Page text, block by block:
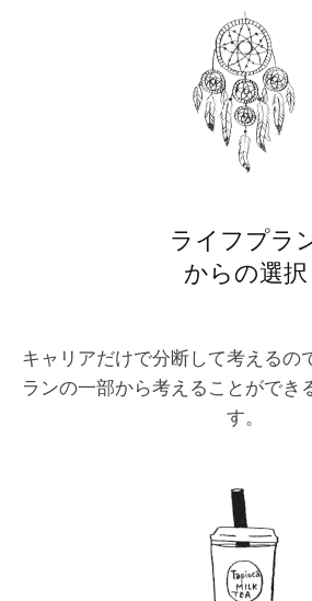
ライフプラ
からの選択
キャリアだけで分断して考えるの
ランの一部から考えることができ
す。